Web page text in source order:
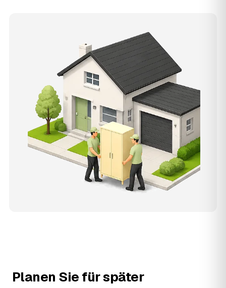
Planen Sie für später